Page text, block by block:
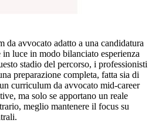
avvocato adatto a una candidatura
in luce in modo bilanciato esperienza
stadio del percorso, i professionisti
preparazione completa, fatta sia di
curriculum da avvocato mid-career
ma solo se apportano un reale
meglio mantenere il focus su